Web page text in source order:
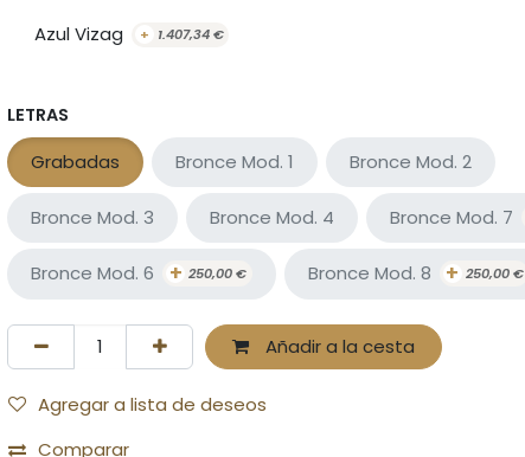
Azul Vizag + 1.407,34€
LETRAS
Grabadas Bronce Mod. 1 Bronce Mod. 2
Bronce Mod. 3 Bronce Mod. 4 Bronce Mod. 7
Bronce Mod. 6 + 250,00€ Bronce Mod. 8 + 250,00€
Añadir a la cesta
Agregar a lista de deseos
Comparar